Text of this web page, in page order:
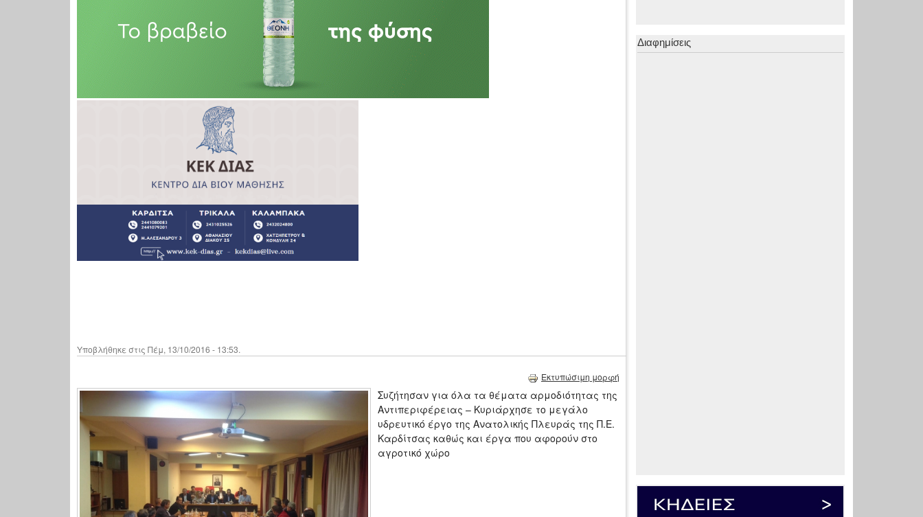
Υποβλήθηκε στις Πέμ, 13/10/2016 - 13:53.
Εκτυπώσιμη μορφή
Συζήτησαν για όλα τα θέματα αρμοδιότητας της
Αντιπεριφέρειας – Κυριάρχησε το μεγάλο
υδρευτικό έργο της Ανατολικής Πλευράς της Π.Ε.
Καρδίτσας καθώς και έργα που αφορούν στο
αγροτικό χώρο
Διαφημίσεις